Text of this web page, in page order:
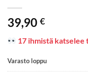
39,90 €
17 ihmistä
Varasto loppu